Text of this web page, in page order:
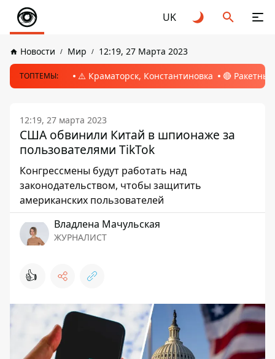
UK
Новости Мир 12:19, 27 Марта 2023
ТОПТЕМЫ: ⚠️ Краматорск, Константиновка 🔴
12:19, 27 марта 2023
США обвинили Китай в шпионаже за
пользователями TikTok
Конгрессмены будут работать над
законодательством, чтобы защитить
американских пользователей
Владлена Мачульская
ЖУРНАЛИСТ
👍